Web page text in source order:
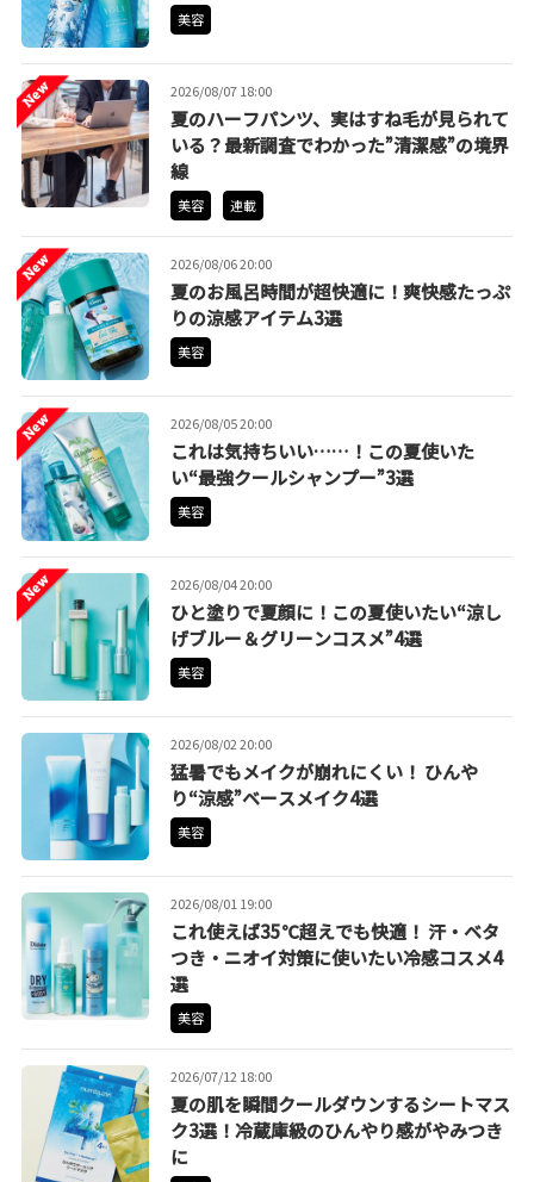
美容
2026/08/07 18:00
夏のハーフパンツ、実はすね毛が見られて
いる？最新調査でわかった”清潔感”の境界
線
美容 連載
2026/08/06 20:00
夏のお風呂時間が超快適に！爽快感たっぷ
りの涼感アイテム3選
美容
2026/08/05 20:00
これは気持ちいい……！この夏使いた
い“最強クールシャンプー”3選
美容
2026/08/04 20:00
ひと塗りで夏顔に！この夏使いたい“涼し
げブルー＆グリーンコスメ”4選
美容
2026/08/02 20:00
猛暑でもメイクが崩れにくい！ ひんや
り“涼感”ベースメイク4選
美容
2026/08/01 19:00
これ使えば35℃超えでも快適！ 汗・ベタ
つき・ニオイ対策に使いたい冷感コスメ4
選
美容
2026/07/12 18:00
夏の肌を瞬間クールダウンするシートマス
ク3選！冷蔵庫級のひんやり感がやみつき
に